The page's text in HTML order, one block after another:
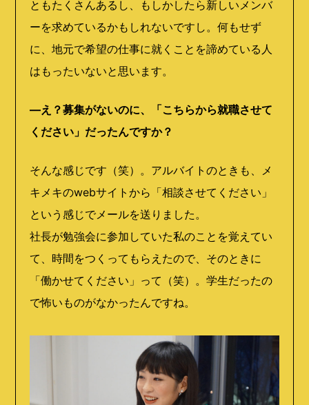
ともたくさんあるし、もしかしたら新しいメンバ
ーを求めているかもしれないですし。何もせず
に、地元で希望の仕事に就くことを諦めている人
はもったいないと思います。
―え？募集がないのに、「こちらから就職させて
ください」だったんですか？
そんな感じです（笑）。アルバイトのときも、メ
キメキのwebサイトから「相談させてください」
という感じでメールを送りました。
社長が勉強会に参加していた私のことを覚えてい
て、時間をつくってもらえたので、そのときに
「働かせてください」って（笑）。学生だったの
で怖いものがなかったんですね。